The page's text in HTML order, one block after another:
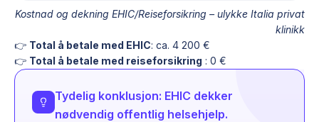
Kostnad og dekning EHIC/Reiseforsikring – ulykke Italia privat
klinikk
👉 Total å betale med EHIC: ca. 4 200 €
👉 Total å betale med reiseforsikring : 0 €
Tydelig konklusjon: EHIC dekker
nødvendig offentlig helsehjelp.